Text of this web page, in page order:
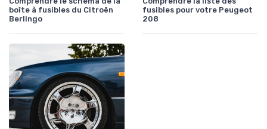
boîte à fusibles du Citroën
Berlingo
fusibles pour votre Peugeot
208